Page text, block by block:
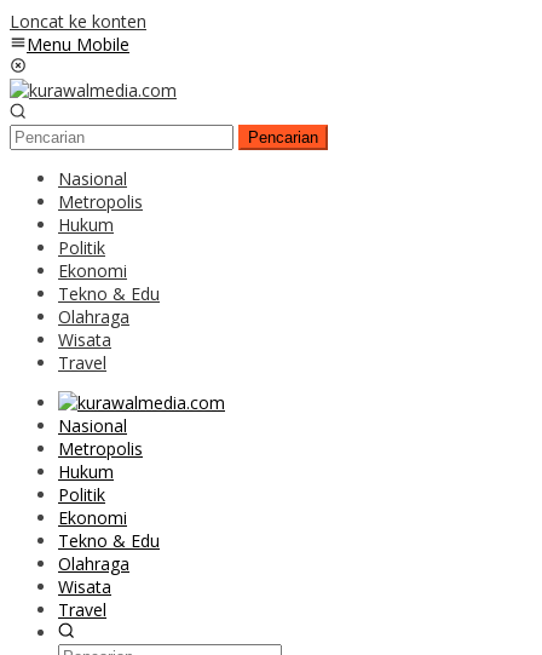
Loncat ke konten
Menu Mobile
Pencarian
Nasional
Metropolis
Hukum
Politik
Ekonomi
Tekno & Edu
Olahraga
Wisata
Travel
Nasional
Metropolis
Hukum
Politik
Ekonomi
Tekno & Edu
Olahraga
Wisata
Travel